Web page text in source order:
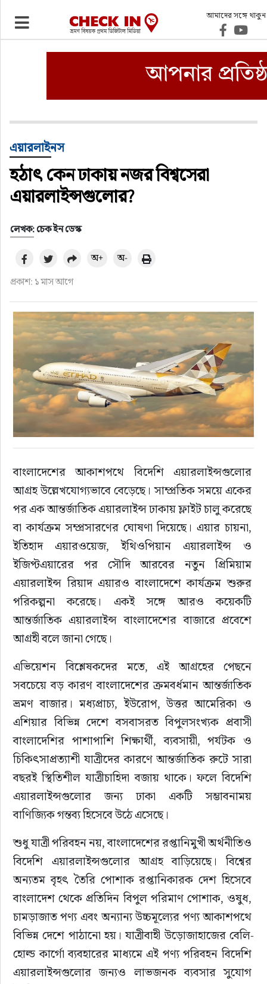
আমাদের সঙ্গে থাকুন
ভ্রমণ
ওটিএ
হোটেল-মোটেল-রিসোর্ট
বিদেশযাত্রা
প্রবাস
ফুড
হজ-ওমরাহ
ভিডিও
আরও
এয়ারলাইনস
হঠাৎ কেন ঢাকায় নজর বিশ্বসেরা
এয়ারলাইন্সগুলোর?
লেখক: চেক ইন ডেস্ক
প্রকাশ: ১ মাস আগে
অ+ অ-
বাংলাদেশের আকাশপথে বিদেশি এয়ারলাইন্সগুলোর
আগ্রহ উল্লেখযোগ্যভাবে বেড়েছে। সাম্প্রতিক সময়ে একের
পর এক আন্তর্জাতিক এয়ারলাইন্স ঢাকায় ফ্লাইট চালু করেছে
বা কার্যক্রম সম্প্রসারণের ঘোষণা দিয়েছে। এয়ার চায়না,
ইতিহাদ এয়ারওয়েজ, ইথিওপিয়ান এয়ারলাইন্স ও
ইজিপ্টএয়ারের পর সৌদি আরবের নতুন প্রিমিয়াম
এয়ারলাইন্স রিয়াদ এয়ারও বাংলাদেশে কার্যক্রম শুরুর
পরিকল্পনা করেছে। একই সঙ্গে আরও কয়েকটি
আন্তর্জাতিক এয়ারলাইন্স বাংলাদেশের বাজারে প্রবেশে
আগ্রহী বলে জানা গেছে।
এভিয়েশন বিশ্লেষকদের মতে, এই আগ্রহের পেছনে
সবচেয়ে বড় কারণ বাংলাদেশের ক্রমবর্ধমান আন্তর্জাতিক
ভ্রমণ বাজার। মধ্যপ্রাচ্য, ইউরোপ, উত্তর আমেরিকা ও
এশিয়ার বিভিন্ন দেশে বসবাসরত বিপুলসংখ্যক প্রবাসী
বাংলাদেশির পাশাপাশি শিক্ষার্থী, ব্যবসায়ী, পর্যটক ও
চিকিৎসাপ্রত্যাশী যাত্রীদের কারণে আন্তর্জাতিক রুটে সারা
বছরই স্থিতিশীল যাত্রীচাহিদা বজায় থাকে। ফলে বিদেশি
এয়ারলাইন্সগুলোর জন্য ঢাকা একটি সম্ভাবনাময়
বাণিজ্যিক গন্তব্য হিসেবে উঠে এসেছে।
শুধু যাত্রী পরিবহন নয়, বাংলাদেশের রপ্তানিমুখী অর্থনীতিও
বিদেশি এয়ারলাইন্সগুলোর আগ্রহ বাড়িয়েছে। বিশ্বের
অন্যতম বৃহৎ তৈরি পোশাক রপ্তানিকারক দেশ হিসেবে
বাংলাদেশ থেকে প্রতিদিন বিপুল পরিমাণ পোশাক, ওষুধ,
চামড়াজাত পণ্য এবং অন্যান্য উচ্চমূল্যের পণ্য আকাশপথে
বিভিন্ন দেশে পাঠানো হয়। যাত্রীবাহী উড়োজাহাজের বেলি-
হোল্ড কার্গো ব্যবহারের মাধ্যমে এই পণ্য পরিবহন বিদেশি
এয়ারলাইন্সগুলোর জন্যও লাভজনক ব্যবসার সুযোগ